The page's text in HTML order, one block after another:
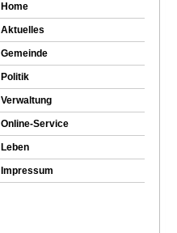
Home
Aktuelles
Gemeinde
Politik
Verwaltung
Online-Service
Leben
Impressum